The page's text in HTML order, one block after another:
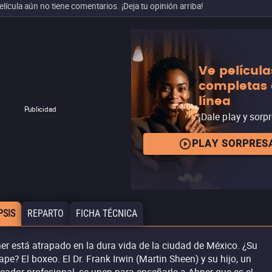
aún no tiene comentarios. ¡Deja tu opinión arriba!
Publicidad
Ve
completas
línea
¡Dale play y
PLAY
REPARTO FICHA TÉCNICA
está atrapado en la dura vida de la ciudad de México. ¿Su
El boxeo. El Dr. Frank Irwin (Martin Sheen) y su hijo, un